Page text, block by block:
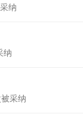
纳
纳
采纳